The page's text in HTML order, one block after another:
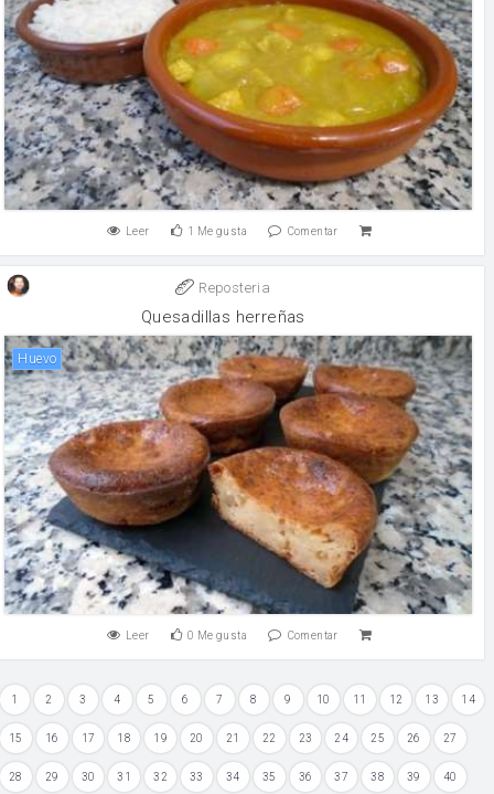
Leer 1 Me gusta Comentar
Reposteria
Quesadillas herreñas
huevo
Leer 0 Me gusta Comentar
1 2 3 4 5 6 7 8 9 10 11 12 13 14
15 16 17 18 19 20 21 22 23 24 25 26 27
28 29 30 31 32 33 34 35 36 37 38 39 40